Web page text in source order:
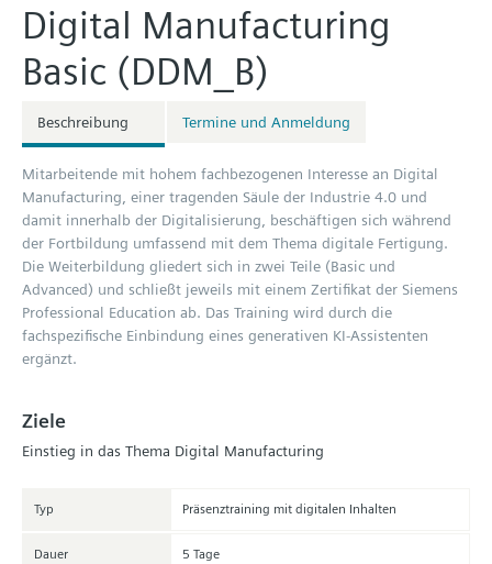
Digital Manufacturing
Basic (DDM_B)
Beschreibung Termine und Anmeldung
Mitarbeitende mit hohem fachbezogenen Interesse an Digital
Manufacturing, einer tragenden Säule der Industrie 4.0 und
damit innerhalb der Digitalisierung, beschäftigen sich während
der Fortbildung umfassend mit dem Thema digitale Fertigung.
Die Weiterbildung gliedert sich in zwei Teile (Basic und
Advanced) und schließt jeweils mit einem Zertifikat der Siemens
Professional Education ab. Das Training wird durch die
fachspezifische Einbindung eines generativen KI-Assistenten
ergänzt.
Ziele
Einstieg in das Thema Digital Manufacturing
Typ Präsenztraining mit digitalen Inhalten
Dauer 5 Tage